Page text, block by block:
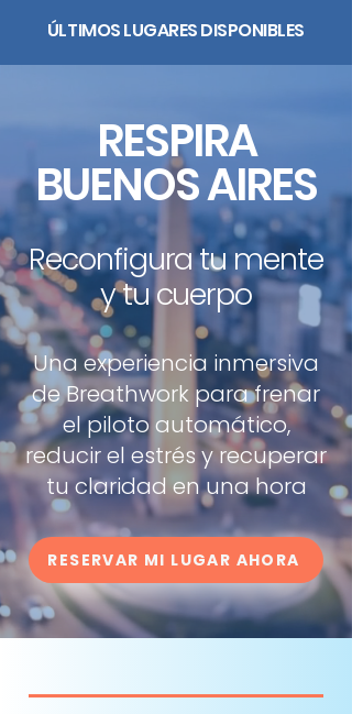
ÚLTIMOS LUGARES DISPONIBLES
RESPIRA
BUENOS AIRES
Reconfigura tu mente
y tu cuerpo
Una experiencia inmersiva
de Breathwork para frenar
el piloto automático,
reducir el estrés y recuperar
tu claridad en una hora
RESERVAR MI LUGAR AHORA